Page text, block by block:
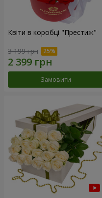
Квіти в коробці "Престиж"
3 199 грн
Замовити